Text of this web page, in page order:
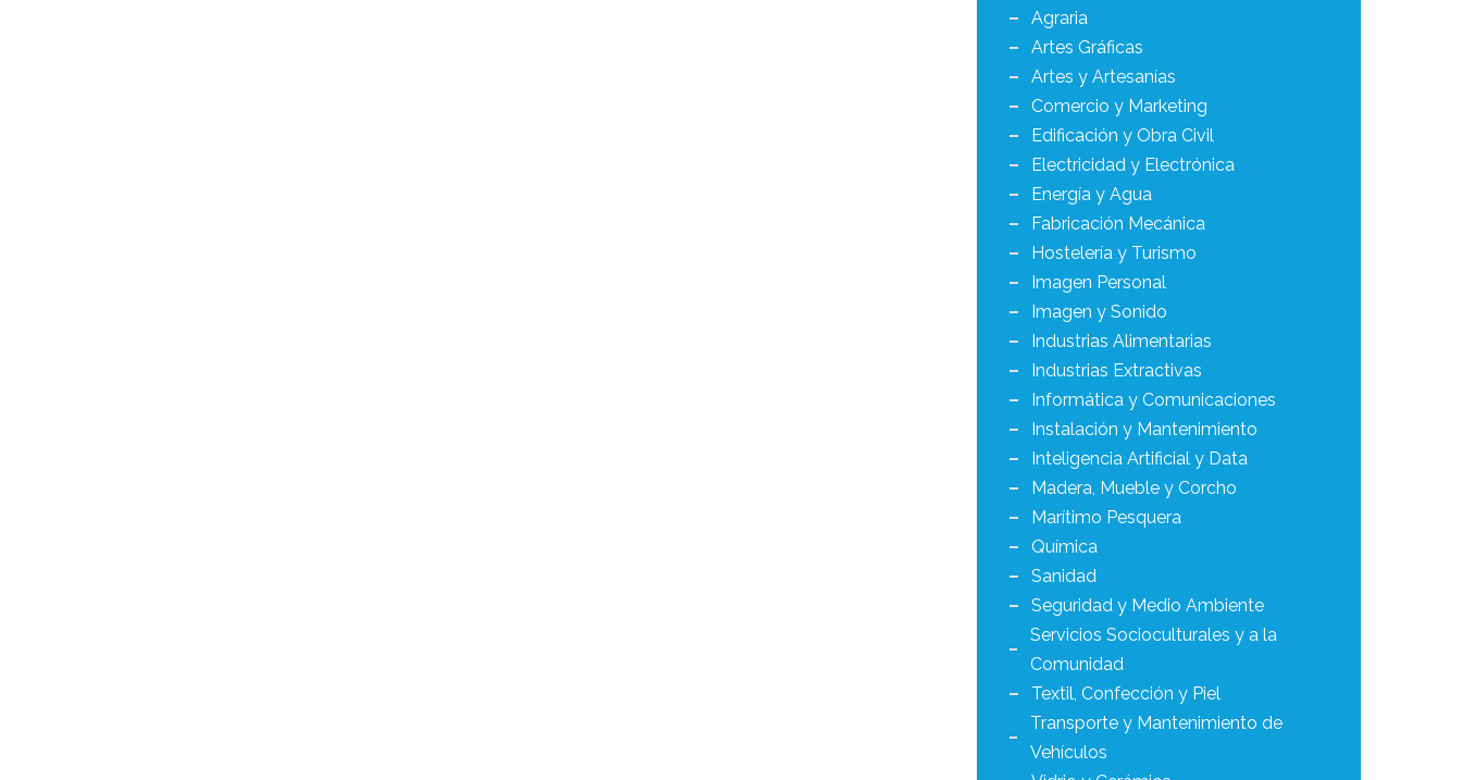
Agraria
Artes Gráficas
Artes y Artesanías
Comercio y Marketing
Edificación y Obra Civil
Electricidad y Electrónica
Energía y Agua
Fabricación Mecánica
Hostelería y Turismo
Imagen Personal
Imagen y Sonido
Industrias Alimentarias
Industrias Extractivas
Informática y Comunicaciones
Instalación y Mantenimiento
Inteligencia Artificial y Data
Madera, Mueble y Corcho
Marítimo Pesquera
Química
Sanidad
Seguridad y Medio Ambiente
Servicios Socioculturales y a la
Comunidad
Textil, Confección y Piel
Transporte y Mantenimiento de
Vehículos